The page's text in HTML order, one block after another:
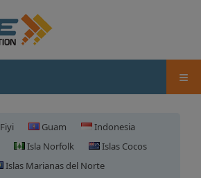
≡
Fiyi Guam
Indonesia
Isla Norfolk
Islas Cocos
Islas Marianas del Norte